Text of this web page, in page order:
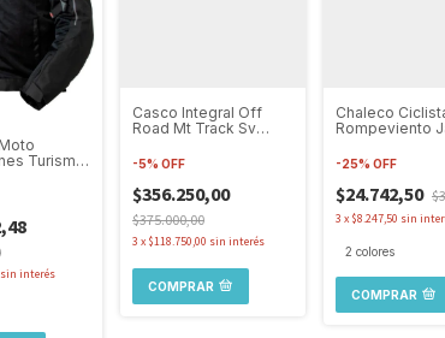
Turismo
sin interés
Casco Integral Off
Road Mt Track Sv
-5% OFF
$356.250,00
$375.000,00
3 x $118.750,00 sin interés
COMPRAR
Chaleco
Rompeviento
-25% OFF
$24.742,50
3 x $8.247,50 sin
2 colores
COMPRAR